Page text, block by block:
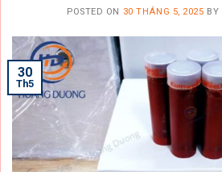
POSTED ON 30 THÁNG 5, 2025 BY
30
Th5